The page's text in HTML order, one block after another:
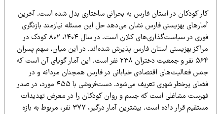
کودکان در استان فارس به بحرانی ساختاری بدل شده است. آخرین
بهزیستی فارس نشان می‌دهد حل این مسئله نیازمند بازنگری
فوری در سیاست‌گذاری‌های کلان است. در سال ۱۴۰۴، ۸۰۲ کودک در
بهزیستی استان فارس پذیرش‌ شده‌اند. در این میان، سهم پسران
۵۶۴ نفر و جمعیت دختران ۲۳۸ نفر است. این آمار گویای آن است که
فعالیت‌های اقتصادی خیابانی در فارس همچنان مردانه و در
فضای پرخطر شهری تعریف می‌شود. دست‌فروشی با ۴۵۵ مورد، در صدر
مشاغلی است که جسم و روان کودکان را در معرض تهدیدات
مستقیم قرار داده است. بیشترین آمار درگیر، ۳۷۷ نفر، مربوط به بازه